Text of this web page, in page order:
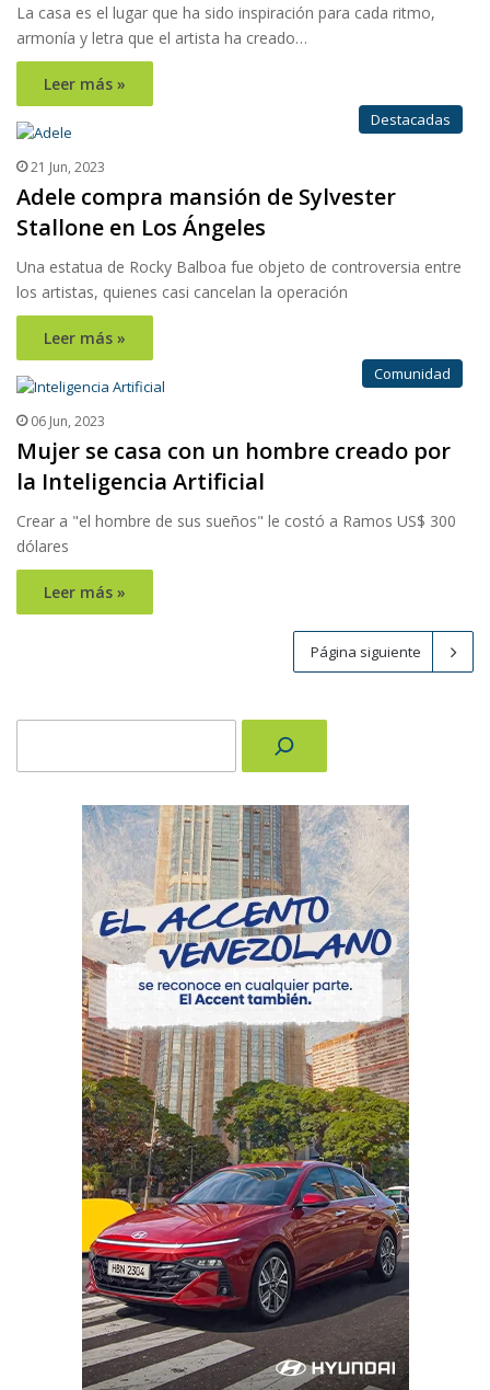
La casa es el lugar que ha sido inspiración para cada ritmo,
armonía y letra que el artista ha creado…
Leer más »
Destacadas
21 Jun, 2023
Adele compra mansión de Sylvester
Stallone en Los Ángeles
Una estatua de Rocky Balboa fue objeto de controversia entre
los artistas, quienes casi cancelan la operación
Leer más »
Comunidad
06 Jun, 2023
Mujer se casa con un hombre creado por
la Inteligencia Artificial
Crear a "el hombre de sus sueños" le costó a Ramos US$ 300
dólares
Leer más »
Página siguiente